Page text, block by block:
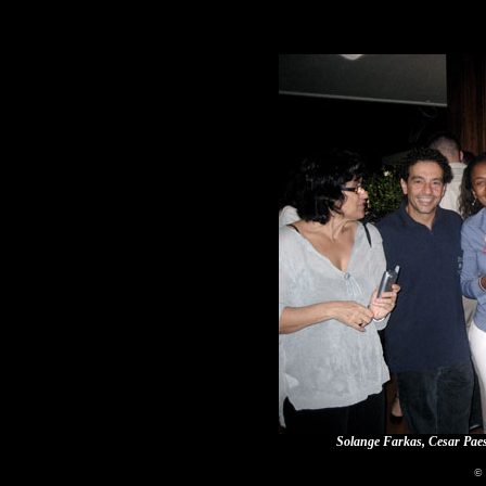
Solange Farkas, Cesar
©